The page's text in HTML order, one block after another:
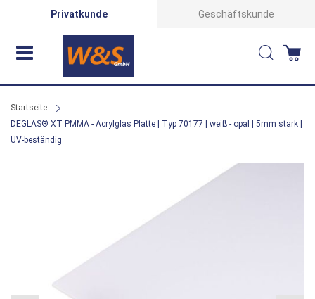
Privatkunde Geschäftskunde
Suche
Startseite
DEGLAS® XT PMMA - Acrylglas Platte | Typ 70177 | weiß - opal | 5mm stark |
UV-beständig